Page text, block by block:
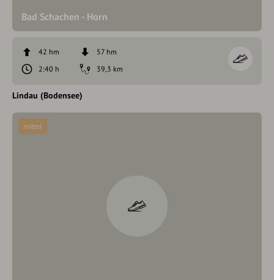
Bad Schachen - Horn
42 hm
57 hm
2:40 h
39,3 km
Lindau (Bodensee)
mittel